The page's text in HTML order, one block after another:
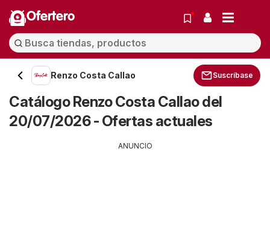
Ofertero
Renzo Costa Callao Suscríbase
Catálogo Renzo Costa Callao del
20/07/2026 - Ofertas actuales
ANUNCIO